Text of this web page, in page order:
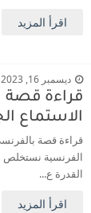
اقرأ المزيد
ديسمبر 16, 2023
قراءة قصة
الاستماع
قراءة قصة
الفرنسية نستخلص
القدرة ع...
اقرأ المزيد